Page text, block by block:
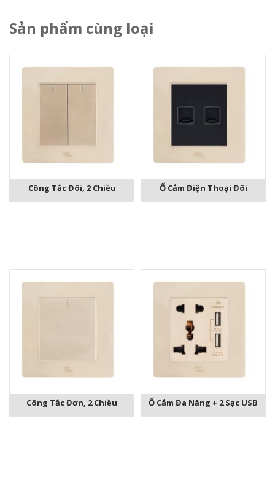
Sản phẩm cùng loại
Công Tắc Đôi, 2 Chiều Ổ Cắm Điện Thoại Đôi
Công Tắc Đơn, 2 Chiều Ổ Cắm Đa Năng + 2 Sạc USB